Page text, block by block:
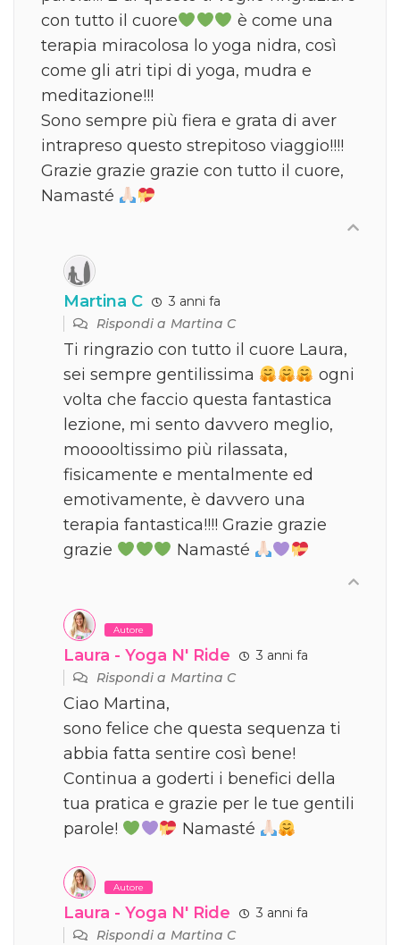
con tutto il cuore
è come una
terapia miracolosa lo yoga nidra, così
come gli atri tipi di yoga, mudra e
meditazione!!!
Sono sempre più fiera e grata di aver
intrapreso questo strepitoso viaggio!!!!
Grazie grazie grazie con tutto il cuore,
Namasté
Martina C
3 anni fa
Rispondi aMartina C
Ti ringrazio con tutto il cuore Laura,
sei sempre gentilissima
ogni
volta che faccio questa fantastica
lezione, mi sento davvero meglio,
mooooltissimo più rilassata,
fisicamente e mentalmente ed
emotivamente, è davvero una
terapia fantastica!!!! Grazie grazie
grazie
Namasté
Autore
Laura - Yoga N' Ride
3 anni fa
Rispondi aMartina C
Ciao Martina,
sono felice che questa sequenza ti
abbia fatta sentire così bene!
Continua a goderti i benefici della
tua pratica e grazie per le tue gentili
parole!
Namasté
Autore
Laura - Yoga N' Ride
3 anni fa
Rispondi aMartina C